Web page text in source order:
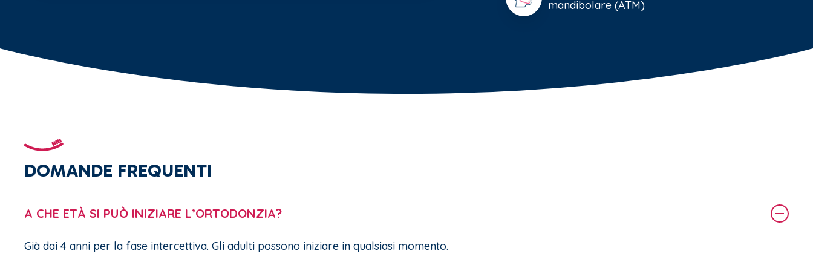
mandibolare (ATM)
DOMANDE FREQUENTI
A CHE ETÀ SI PUÒ INIZIARE L’ORTODONZIA?
Già dai 4 anni per la fase intercettiva. Gli adulti possono iniziare in qualsiasi momento.